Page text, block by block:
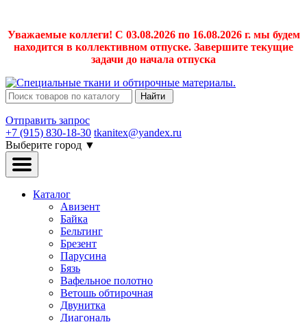
Уважаемые коллеги! С 03.08.2026 по 16.08.2026 г. мы будем
находится в коллективном отпуске. Завершите текущие
задачи до начала отпуска
Найти
Отправить запрос
+7 (915) 830-18-30 tkanitex@yandex.ru
Выберите город ▼
Каталог
Авизент
Байка
Бельтинг
Брезент
Парусина
Бязь
Вафельное полотно
Ветошь обтирочная
Двунитка
Диагональ